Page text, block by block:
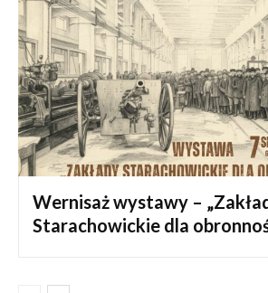
Wernisaż wystawy –
Starachowickie dla